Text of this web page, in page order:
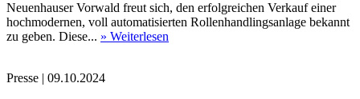
Neuenhauser Vorwald freut sich, den erfolgreichen Verkauf einer
hochmodernen, voll automatisierten Rollenhandlingsanlage bekannt
zu geben. Diese... » Weiterlesen
Presse | 09.10.2024